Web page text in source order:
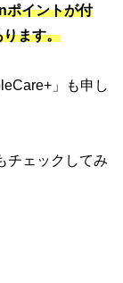
ポイントが付
ります。
」も申し
チェックしてみ